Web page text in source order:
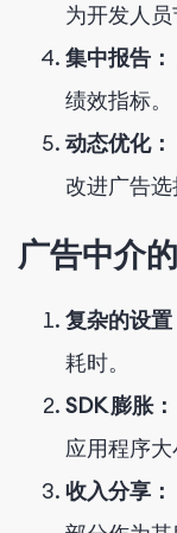
为开发人员
集中报告：
绩效指标。
动态优化：
改进广告选
广告中介
复杂的设置
耗时。
SDK 膨胀：
应用程序大
收入分享：